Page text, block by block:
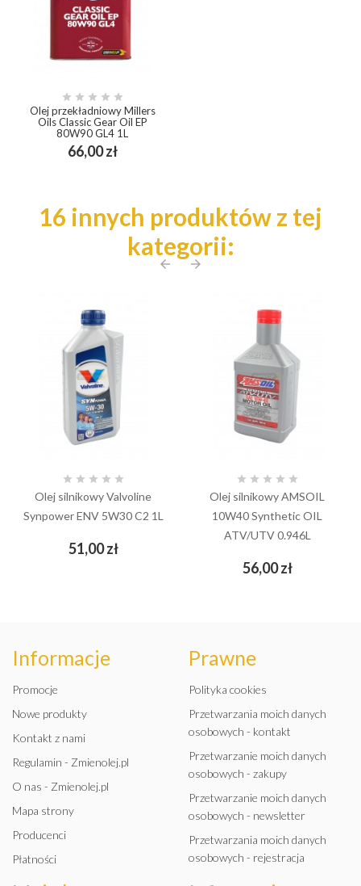
    
Olej przekładniowy Millers
Oils Classic Gear Oil EP
80W90 GL4 1L
66,00 złCena
16 innych produktów z tej
kategorii:
arrow_back arrow_forward
    
Olej silnikowy Valvoline
Synpower ENV 5W30 C2 1L
51,00 złCena
    
Olej silnikowy AMSOIL
10W40 Synthetic OIL
ATV/UTV 0.946L
56,00 złCena
Informacje
Promocje
Nowe produkty
Kontakt z nami
Regulamin - Zmienolej.pl
O nas - Zmienolej.pl
Mapa strony
Producenci
Płatności
Prawne
Polityka cookies
Przetwarzania moich danych
osobowych - kontakt
Przetwarzanie moich danych
osobowych - zakupy
Przetwarzanie moich danych
osobowych - newsletter
Przetwarzania moich danych
osobowych - rejestracja